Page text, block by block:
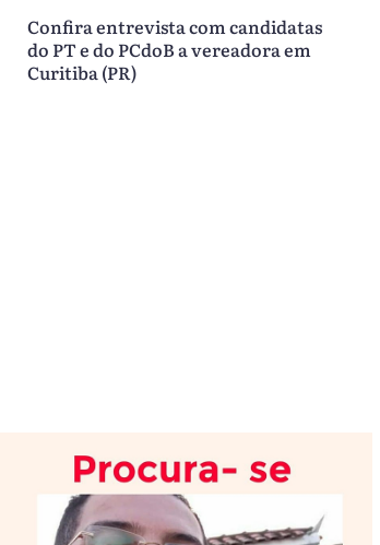
Confira entrevista com candidatas
do PT e do PCdoB a vereadora em
Curitiba (PR)